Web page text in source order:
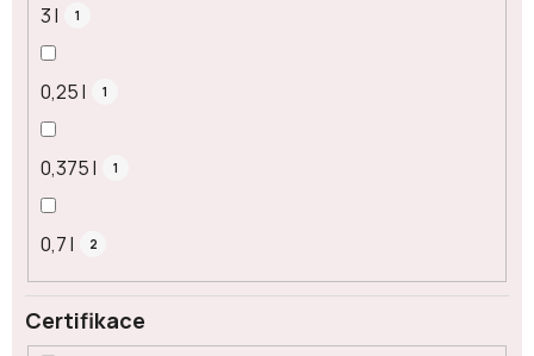
3 l 1
0,25 l 1
0,375 l 1
0,7 l 2
Certifikace